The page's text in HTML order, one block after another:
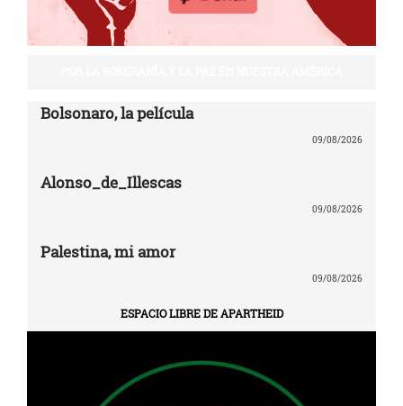
Bolsonaro, la película
09/08/2026
Alonso_de_Illescas
09/08/2026
Palestina, mi amor
09/08/2026
ESPACIO LIBRE DE APARTHEID